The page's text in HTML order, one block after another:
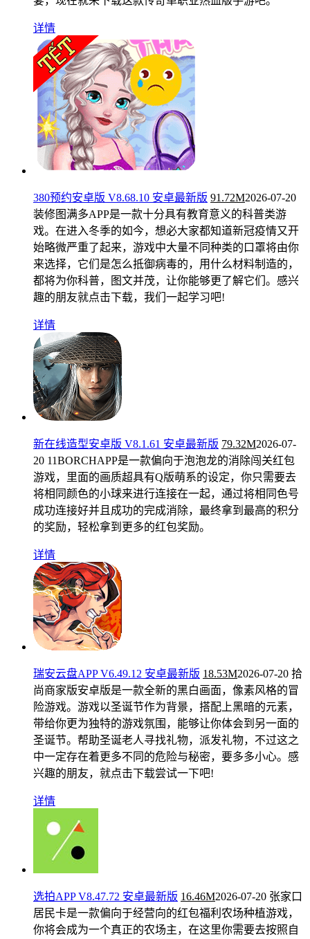
详情
380预约安卓版 V8.68.10 安卓最新版 91.72M2026-07-20
装修图满多APP是一款十分具有教育意义的科普类游
戏。在进入冬季的如今，想必大家都知道新冠疫情又开
始略微严重了起来，游戏中大量不同种类的口罩将由你
来选择，它们是怎么抵御病毒的，用什么材料制造的，
都将为你科普，图文并茂，让你能够更了解它们。感兴
趣的朋友就点击下载，我们一起学习吧!
详情
新在线造型安卓版 V8.1.61 安卓最新版 79.32M2026-07-
20 11BORCHAPP是一款偏向于泡泡龙的消除闯关红包
游戏，里面的画质超具有Q版萌系的设定，你只需要去
将相同颜色的小球来进行连接在一起，通过将相同色号
成功连接好并且成功的完成消除，最终拿到最高的积分
的奖励，轻松拿到更多的红包奖励。
详情
瑞安云盘APP V6.49.12 安卓最新版 18.53M2026-07-20 拾
尚商家版安卓版是一款全新的黑白画面，像素风格的冒
险游戏。游戏以圣诞节作为背景，搭配上黑暗的元素，
带给你更为独特的游戏氛围，能够让你体会到另一面的
圣诞节。帮助圣诞老人寻找礼物，派发礼物，不过这之
中一定存在着更多不同的危险与秘密，要多多小心。感
兴趣的朋友，就点击下载尝试一下吧!
详情
选拍APP V8.47.72 安卓最新版 16.46M2026-07-20 张家口
居民卡是一款偏向于经营向的红包福利农场种植游戏，
你将会成为一个真正的农场主，在这里你需要去按照自